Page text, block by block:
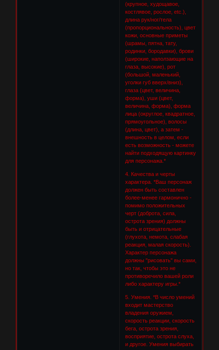
(крупное, худощавое,
костлявое, рослое, etc.),
длина рук/ног/тела
(пропорциональность), цвет
кожи, основные приметы
(шрамы, пятна, тату,
родинки, бородавки), брови
(широкие, наползающие на
глаза, высокие), рот
(большой, маленький,
уголки губ вверх/вниз),
глаза (цвет, величина,
форма), уши (цвет,
величина, форма), форма
лица (округлое, квадратное,
прямоугольное), волосы
(длина, цвет), а затем -
внешность в целом, если
есть возможность - можете
найти подходящую картинку
для персонажа.*
4. Качества и черты
характера. *Ваш персонаж
должен быть составлен
более-менее гармонично -
помимо положительных
черт (доброта, сила,
острота зрения) должны
быть и отрицательные
(глухота, немота, слабая
реакция, малая скорость).
Характер персонажа
должны "рисовать" вы сами,
но так, чтобы это не
противоречило вашей роли
либо характеру игры.*
5. Умения. *В число умений
входит мастерство
владения оружием,
скорость реакции, скорость
бега, острота зрения,
восприятие, острота слуха,
и другое. Умения выбирать